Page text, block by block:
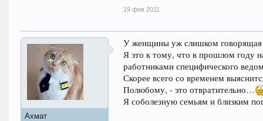
19 фев 2011
Ахмат
У женщины уж слишком говорящая
Я это к тому, что в прошлом году
работниками специфического
Скорее всего со временем
Полюбому, - это отвратительно…
Я соболезную семьям и близким